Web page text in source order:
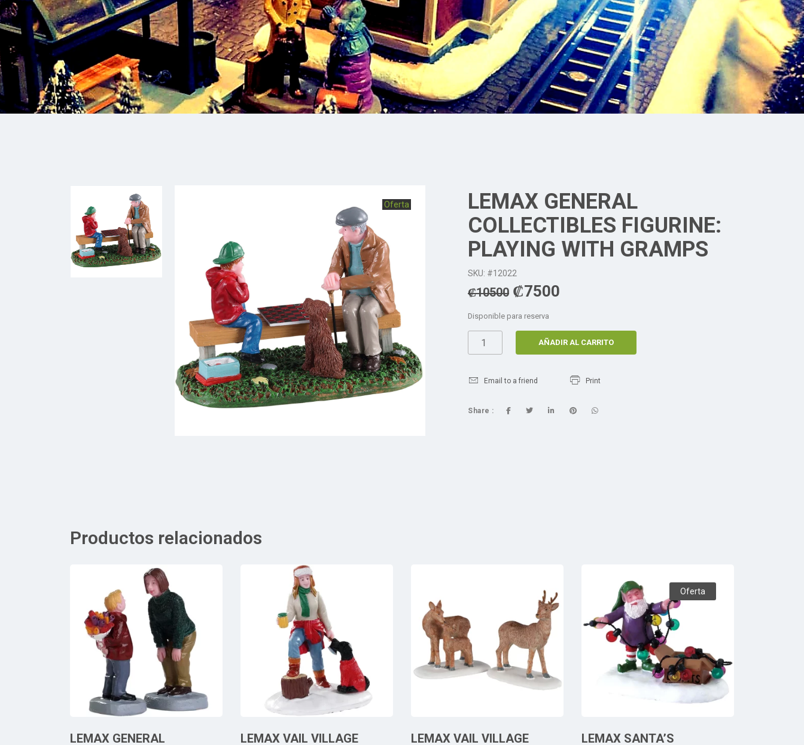
Oferta
LEMAX GENERAL
COLLECTIBLES FIGURINE:
PLAYING WITH GRAMPS
SKU: #12022
₡10500 ₡7500
Disponible para reserva
AÑADIR AL CARRITO
Email to a friend Print
Share :
Productos relacionados
LEMAX GENERAL
LEMAX VAIL VILLAGE
LEMAX VAIL VILLAGE
Oferta
LEMAX SANTA’S